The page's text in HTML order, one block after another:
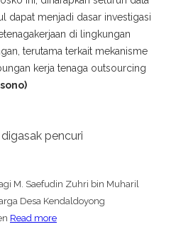
dapat menjadi dasar investigasi
di lingkungan
terutama terkait mekanisme
kerja tenaga outsourcing
pencuri
M. Saefudin Zuhri bin Muharil
Desa Kendaldoyong
Read more